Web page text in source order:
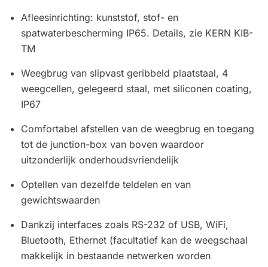
Afleesinrichting: kunststof, stof- en
spatwaterbescherming IP65. Details, zie KERN KIB-
TM
Weegbrug van slipvast geribbeld plaatstaal, 4
weegcellen, gelegeerd staal, met siliconen coating,
IP67
Comfortabel afstellen van de weegbrug en toegang
tot de junction-box van boven waardoor
uitzonderlijk onderhoudsvriendelijk
Optellen van dezelfde teldelen en van
gewichtswaarden
Dankzij interfaces zoals RS-232 of USB, WiFi,
Bluetooth, Ethernet (facultatief kan de weegschaal
makkelijk in bestaande netwerken worden